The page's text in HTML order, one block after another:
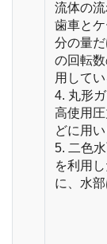
流体の流
歯車と
分の量
の回転
用してい
4. 丸形
高使用
どに用い
5. 二色
を利用
に、水部